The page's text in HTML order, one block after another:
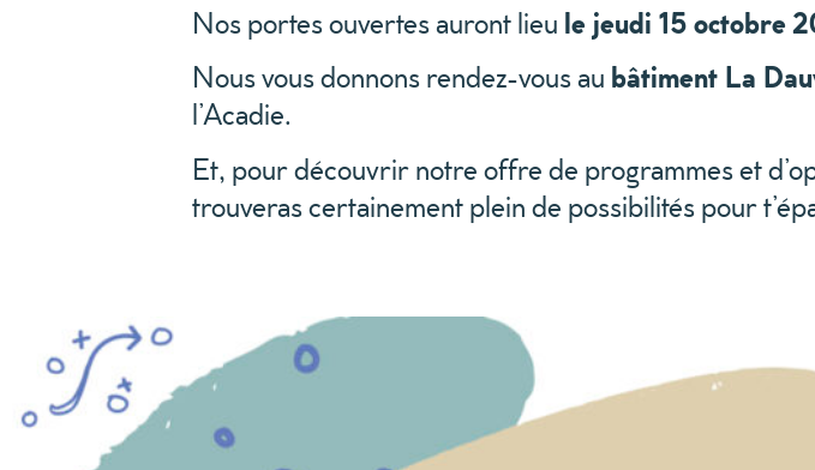
Nos portes ouvertes auront lieu le jeudi 15 octobre
Nous vous donnons rendez-vous au bâtiment La
l’Acadie.
Et, pour découvrir notre offre de programmes et
trouveras certainement plein de possibilités pour